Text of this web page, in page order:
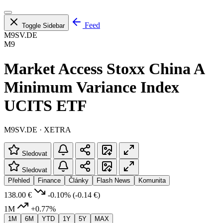
Toggle Sidebar
Feed
M9SV.DE
M9
Market Access Stoxx China A
Minimum Variance Index
UCITS ETF
M9SV.DE · XETRA
Sledovat
Sledovat
Přehled
Finance Články Flash News Komunita
138.00 € -0.10% (-0.14 €)
1M
+0.77%
1M 6M YTD 1Y 5Y MAX